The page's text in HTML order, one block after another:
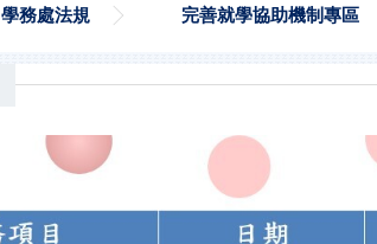
學務處法規 完善就學協助機制專區